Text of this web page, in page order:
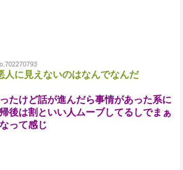
人に見えないのはなんでなんだ
たけど話が進んだら事情があった系に
後は割といい人ムーブしてるしでまぁ
って感じ